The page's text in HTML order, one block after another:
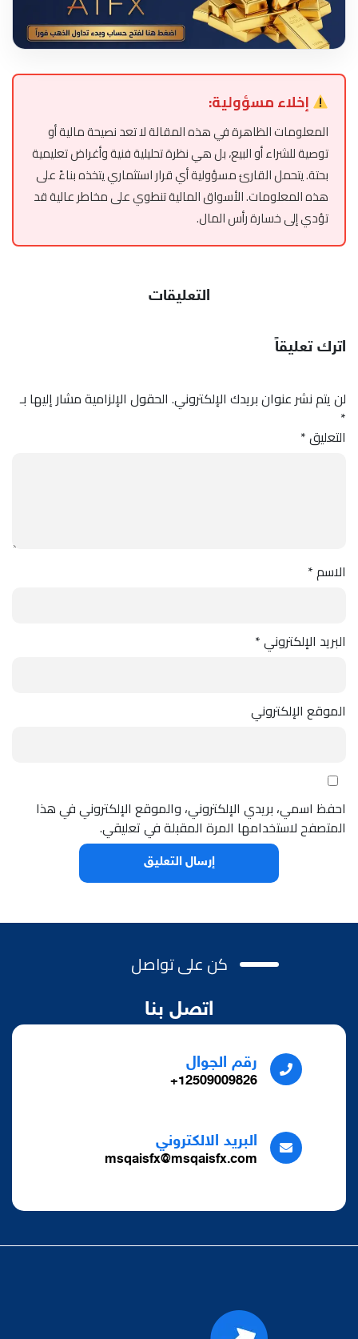
إخلاء مسؤولية:
المعلومات الظاهرة في هذه المقالة لا تعد نصيحة مالية أو
توصية للشراء أو البيع، بل هي نظرة تحليلية فنية وأغراض تعليمية
بحتة. يتحمل القارئ مسؤولية أي قرار استثماري يتخذه بناءً على
هذه المعلومات. الأسواق المالية تنطوي على مخاطر عالية قد
تؤدي إلى خسارة رأس المال.
التعليقات
اترك تعليقاً
لن يتم نشر عنوان بريدك الإلكتروني. الحقول الإلزامية مشار إليها بـ
*
التعليق*
الاسم*
البريد الإلكتروني*
الموقع الإلكتروني
احفظ اسمي، بريدي الإلكتروني، والموقع الإلكتروني في هذا
المتصفح لاستخدامها المرة المقبلة في تعليقي.
كن على تواصل
اتصل بنا
رقم الجوال
12509009826+
البريد الالكتروني
msqaisfx@msqaisfx.com